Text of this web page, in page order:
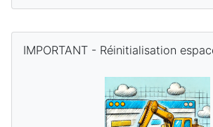
IMPORTANT - Réinitialisation